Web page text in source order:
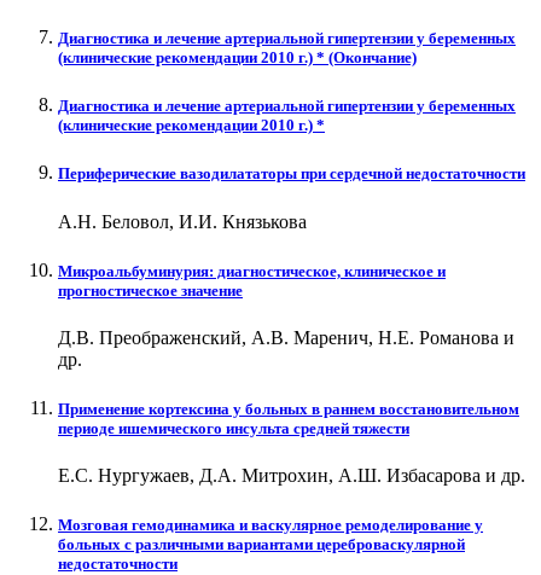
Диагностика и лечение артериальной гипертензии у беременных
(клинические рекомендации 2010 г.) * (Окончание)
Диагностика и лечение артериальной гипертензии у беременных
(клинические рекомендации 2010 г.) *
Периферические вазодилататоры при сердечной недостаточности
А.Н. Беловол, И.И. Князькова
Микроальбуминурия: диагностическое, клиническое и
прогностическое значение
Д.В. Преображенский, А.В. Маренич, Н.Е. Романова и
др.
Применение кортексина у больных в раннем восстановительном
периоде ишемического инсульта средней тяжести
Е.С. Нургужаев, Д.А. Митрохин, А.Ш. Избасарова и др.
Мозговая гемодинамика и васкулярное ремоделирование у
больных с различными вариантами цереброваскулярной
недостаточности